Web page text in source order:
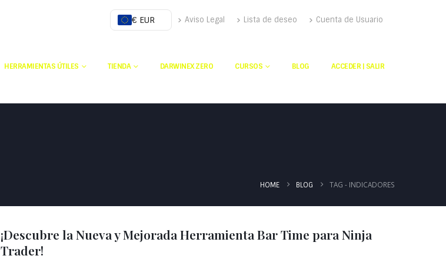
€ EUR Aviso Legal Lista de deseo Cuenta de Usuario
HERRAMIENTAS ÚTILES TIENDA DARWINEX ZERO CURSOS BLOG ACCEDER | SALIR
HOME BLOG TAG - INDICADORES
¡Descubre la Nueva y Mejorada Herramienta Bar Time para Ninja
Trader!